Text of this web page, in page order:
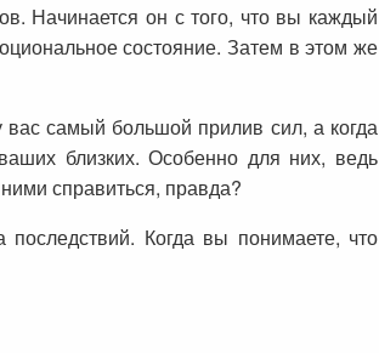
Начинается он с того, что вы каждый
состояние. Затем в этом же
самый большой прилив сил, а когда
близких. Особенно для них, ведь
справиться, правда?
Когда вы понимаете, что